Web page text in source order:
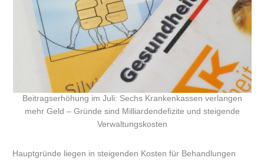
Beitragserhöhung im Juli: Sechs Krankenkassen verlangen
mehr Geld – Gründe sind Milliardendefizite und steigende
Verwaltungskosten
Hauptgründe liegen in steigenden Kosten für Behandlungen